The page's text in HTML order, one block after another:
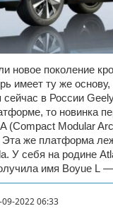
новое поколение
имеет ту же
в России
то новинка
(Compact Modular
Эта же платформа
У себя на родине
имя Boyue L
09-2022 06:33